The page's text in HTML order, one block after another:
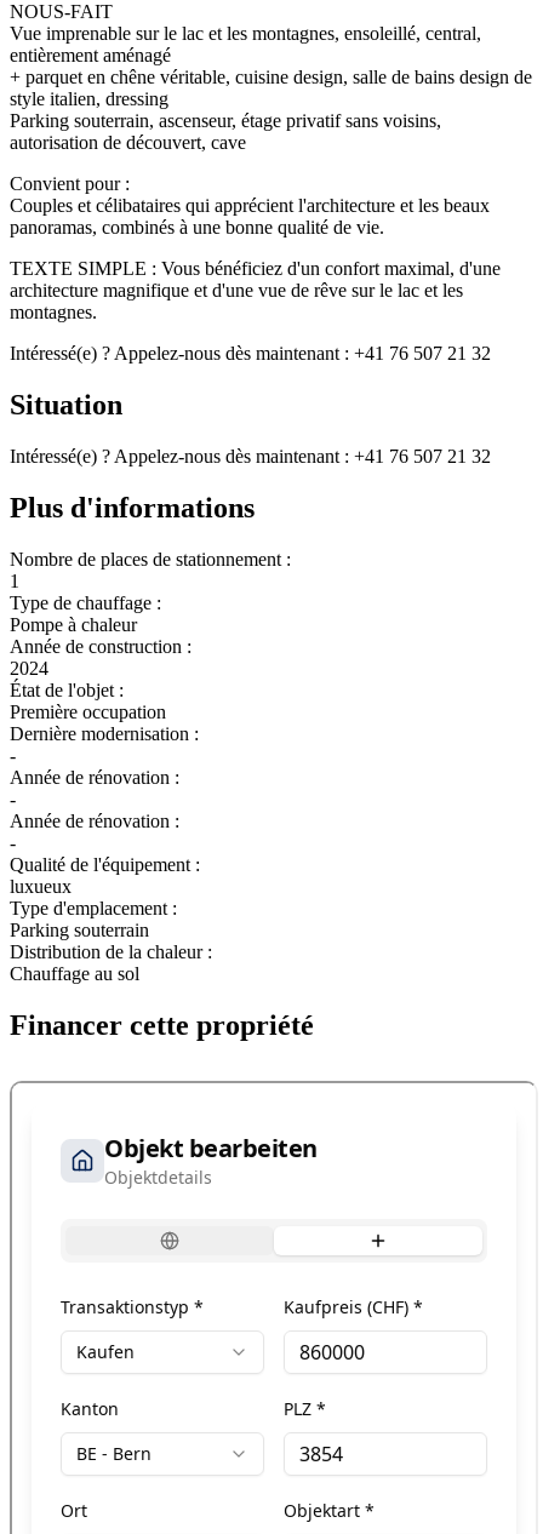
NOUS-FAIT
Vue imprenable sur le lac et les montagnes, ensoleillé, central,
entièrement aménagé
+ parquet en chêne véritable, cuisine design, salle de bains design de
style italien, dressing
Parking souterrain, ascenseur, étage privatif sans voisins,
autorisation de découvert, cave
Convient pour :
Couples et célibataires qui apprécient l'architecture et les beaux
panoramas, combinés à une bonne qualité de vie.
TEXTE SIMPLE : Vous bénéficiez d'un confort maximal, d'une
architecture magnifique et d'une vue de rêve sur le lac et les
montagnes.
Intéressé(e) ? Appelez-nous dès maintenant : +41 76 507 21 32
Situation
Intéressé(e) ? Appelez-nous dès maintenant : +41 76 507 21 32
Plus d'informations
Nombre de places de stationnement :
1
Type de chauffage :
Pompe à chaleur
Année de construction :
2024
État de l'objet :
Première occupation
Dernière modernisation :
-
Année de rénovation :
-
Année de rénovation :
-
Qualité de l'équipement :
luxueux
Type d'emplacement :
Parking souterrain
Distribution de la chaleur :
Chauffage au sol
Financer cette propriété